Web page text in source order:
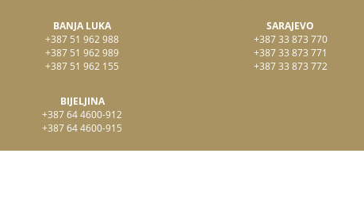
BANJA LUKA
+387 51 962 988
+387 51 962 989
+387 51 962 155
BIJELJINA
+387 64 4600-912
+387 64 4600-915
SARAJEVO
+387 33 873 770
+387 33 873 771
+387 33 873 772